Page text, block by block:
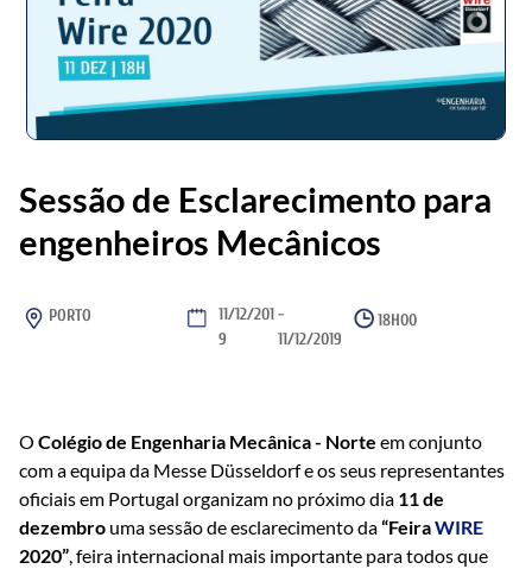
Sessão de Esclarecimento para
engenheiros Mecânicos
PORTO
11/12/201
9
-
11/12/2019
18H00
O Colégio de Engenharia Mecânica - Norte em conjunto
com a equipa da Messe Düsseldorf e os seus representantes
oficiais em Portugal organizam no próximo dia 11 de
dezembro uma sessão de esclarecimento da“FeiraWIRE
2020”, feira internacional mais importante para todos que